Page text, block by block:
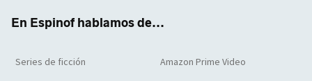
En Espinof hablamos de...
Series de ficción Amazon Prime Video